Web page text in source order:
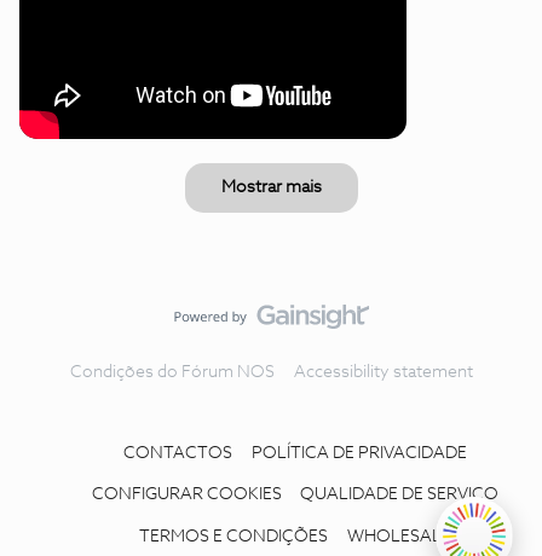
Mostrar mais
Condições do Fórum NOS Accessibility statement
CONTACTOS POLÍTICA DE PRIVACIDADE
CONFIGURAR COOKIES QUALIDADE DE SERVIÇO
TERMOS E CONDIÇÕES WHOLESALE